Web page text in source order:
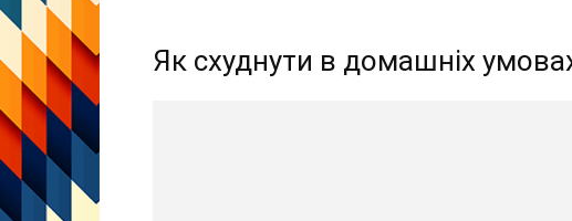
Як схуднути в домашніх